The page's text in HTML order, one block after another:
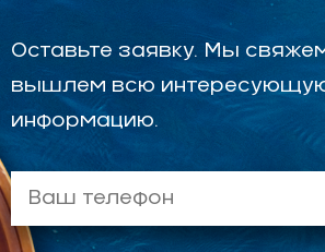
Оставьте заявку. Мы
вышлем всю
информацию.